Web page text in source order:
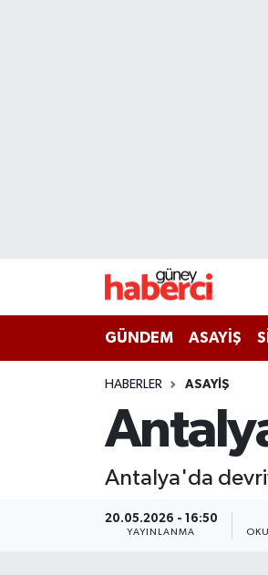
GÜNDEM ASAYİŞ
HABERLER ASAYİŞ
Antalya'da
20.05.2026 - 16:50
YAYINLANMA
Haber Arşivi